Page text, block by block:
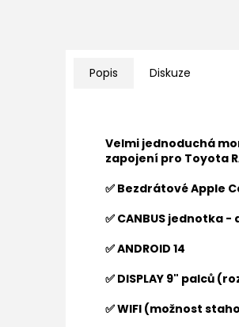
Popis Diskuze
Velmi jednoduchá
zapojení pro Toyota
✅ Bezdrátové Apple
✅ CANBUS
✅ ANDROID 14
✅ DISPLAY 9" palců
✅ WIFI (možnost